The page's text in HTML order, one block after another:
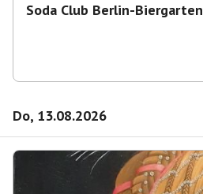
Soda Club Berlin-Biergarten
Do, 13.08.2026